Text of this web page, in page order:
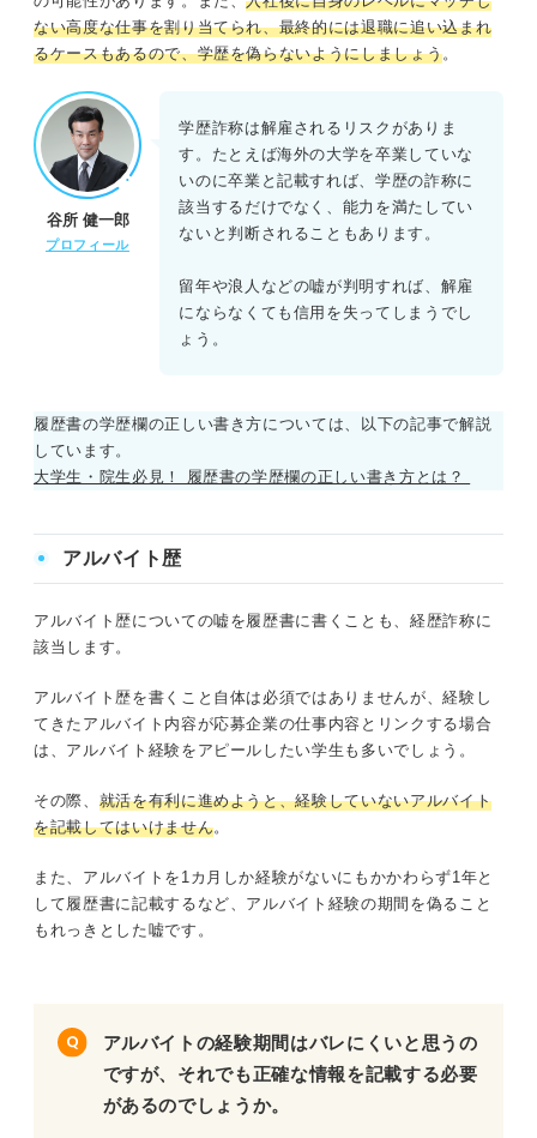
ない高度な仕事を割り当てられ、最終的には退職に追い込まれ
るケースもあるので、学歴を偽らないようにしましょう。
谷所 健一郎
プロフィール
学歴詐称は解雇されるリスクがありま
す。たとえば海外の大学を卒業していな
いのに卒業と記載すれば、学歴の詐称に
該当するだけでなく、能力を満たしてい
ないと判断されることもあります。
留年や浪人などの嘘が判明すれば、解雇
にならなくても信用を失ってしまうでし
ょう。
履歴書の学歴欄の正しい書き方については、以下の記事で解説
しています。
大学生・院生必見！ 履歴書の学歴欄の正しい書き方とは？
アルバイト歴
アルバイト歴についての嘘を履歴書に書くことも、経歴詐称に
該当します。
アルバイト歴を書くこと自体は必須ではありませんが、経験し
てきたアルバイト内容が応募企業の仕事内容とリンクする場合
は、アルバイト経験をアピールしたい学生も多いでしょう。
その際、 就活を有利に進めようと、経験していないアルバイト
を記載してはいけません。
また、アルバイトを1カ月しか経験がないにもかかわらず1年と
して履歴書に記載するなど、アルバイト経験の期間を偽ること
もれっきとした嘘です。
アルバイトの経験期間はバレにくいと思うの
ですが、それでも正確な情報を記載する必要
があるのでしょうか。